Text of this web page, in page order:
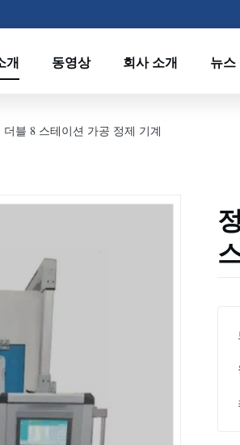
개 동영상 회사 소개 뉴스
블 8 스테이션 가공 정제 기계